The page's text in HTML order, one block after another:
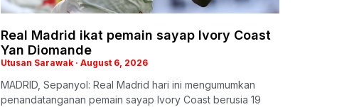
Real Madrid ikat pemain sayap Ivory Coast
Yan Diomande
Utusan Sarawak August 6, 2026
MADRID, Sepanyol: Real Madrid hari ini mengumumkan
penandatanganan pemain sayap Ivory Coast berusia 19